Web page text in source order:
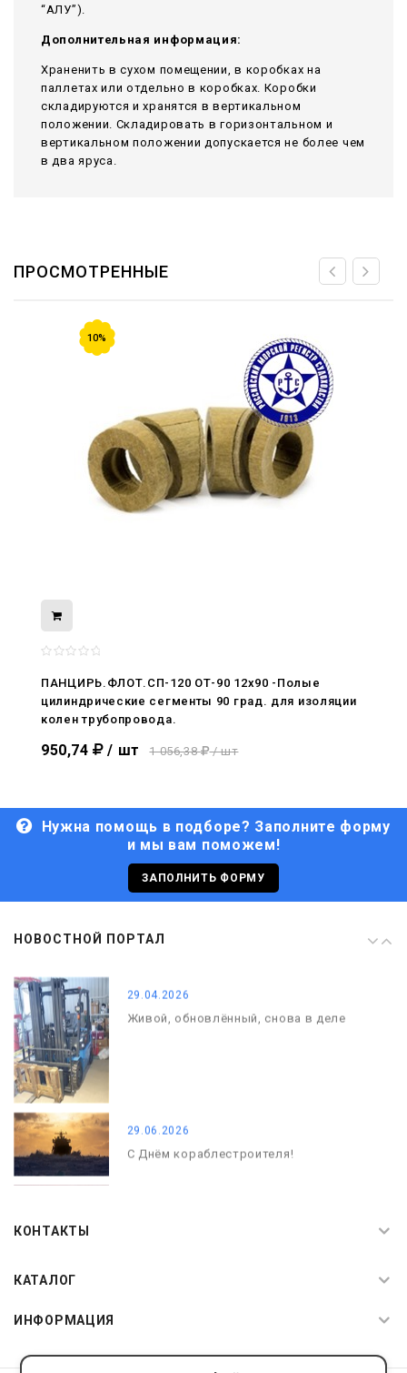
“АЛУ”).
Дополнительная информация:
Храненить в сухом помещении, в коробках на
паллетах или отдельно в коробках. Коробки
складируются и хранятся в вертикальном
положении. Складировать в горизонтальном и
вертикальном положении допускается не более чем
в два яруса.
ПРОСМОТРЕННЫЕ
10%
ПАНЦИРЬ.ФЛОТ.СП-120 ОТ-90 12x90 -Полые
цилиндрические сегменты 90 град. для изоляции
колен трубопровода.
950,74 / шт 1 056,38 / шт
Нужна помощь в подборе? Заполните форму
и мы вам поможем!
ЗАПОЛНИТЬ ФОРМУ
НОВОСТНОЙ ПОРТАЛ
нами
29.06.2026
С Днём кораблестроителя!
С Днём Победы. Память, которая с
29.04.2026
Живой, обновлённый, снова в деле
29.06.2026
С Днём кораблестроителя!
КОНТАКТЫ
КАТАЛОГ
ИНФОРМАЦИЯ